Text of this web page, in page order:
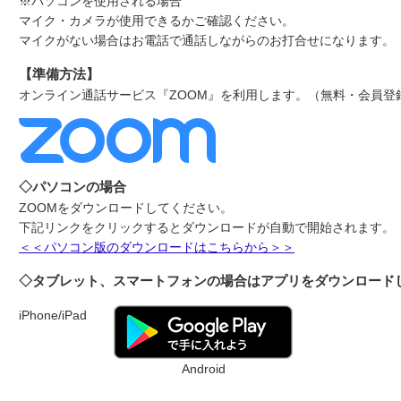
マイク・カメラが使用できるかご確認ください。
マイクがない場合はお電話で通話しながらのお打合せになります。
【準備方法】
オンライン通話サービス『ZOOM』を利用します。（無料・会員登
◇パソコンの場合
ZOOMをダウンロードしてください。
下記リンクをクリックするとダウンロードが自動で開始されます。
＜＜パソコン版のダウンロードはこちらから＞＞
◇タブレット、スマートフォンの場合はアプリをダウンロード
iPhone/iPad
Android